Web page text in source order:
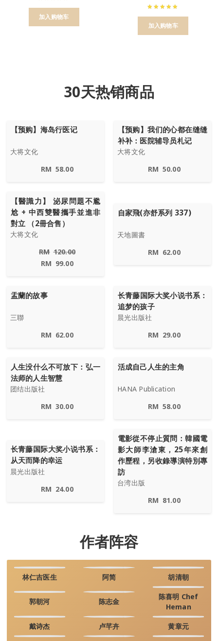
加入购物车
加入购物车
30天热销商品
【预购】海岛行医记
大将文化
RM 58.00
【预购】我们的心都在缝缝
补补：医院辅导员札记
大将文化
RM 50.00
【醫識力】 泌尿問題不尷
尬 + 中西雙醫攜手並進非
對立 （2冊合售）
大将文化
RM 120.00
RM 99.00
自家飛(亦舒系列 337)
天地圖書
RM 62.00
盂蘭的故事
三聯
RM 62.00
长青藤国际大奖小说书系：
追梦的孩子
晨光出版社
RM 29.00
人生没什么不可放下：弘一
法师的人生智慧
团结出版社
RM 30.00
活成自己人生的主角
HANA Publication
RM 58.00
长青藤国际大奖小说书系：
从天而降的幸运
晨光出版社
RM 24.00
電影從不停止質問：韓國電
影大師李滄東，25年來創
作歷程，另收錄導演特別專
訪
台湾出版
RM 81.00
作者阵容
林仁吉医生 阿简 胡清朝
郭朝河 陈志金
陈喜明 Chef
Heman
戴诗杰 卢芊卉 黄章元